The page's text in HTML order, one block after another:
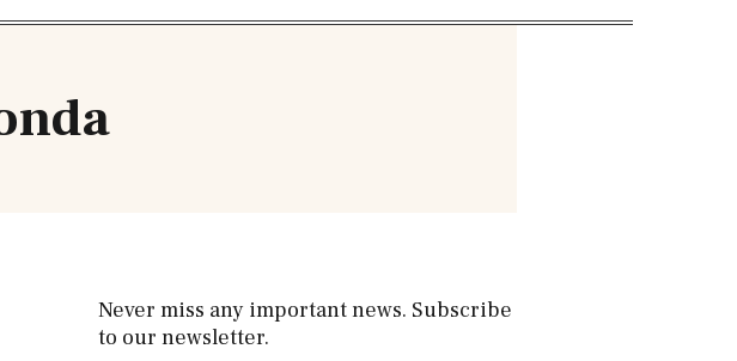
Never miss any important news. Subscribe
to our newsletter.